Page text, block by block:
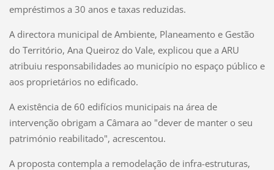
empréstimos a 30 anos e taxas reduzidas.
A directora municipal de Ambiente, Planeamento e Gestão
do Território, Ana Queiroz do Vale, explicou que a ARU
atribuiu responsabilidades ao município no espaço público e
aos proprietários no edificado.
A existência de 60 edifícios municipais na área de
intervenção obrigam a Câmara ao "dever de manter o seu
património reabilitado", acrescentou.
A proposta contempla a remodelação de infra-estruturas,